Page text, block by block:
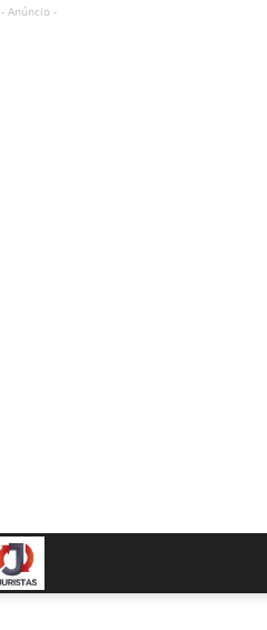
- Anúncio -